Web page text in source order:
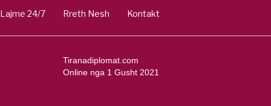
Lajme 24/7 Rreth Nesh Kontakt
Tiranadiplomat.com
Online nga 1 Gusht 2021